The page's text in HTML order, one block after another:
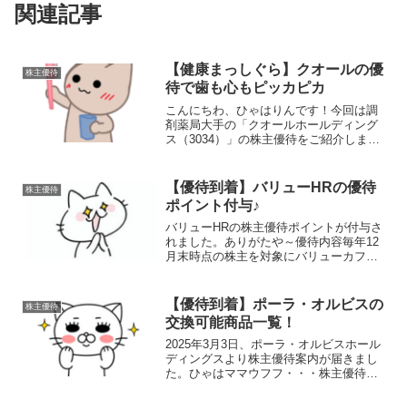
関連記事
株主優待
【健康まっしぐら】クオールの優
待で歯も心もピッカピカ
こんにちわ、ひゃはりんです！今回は調
剤薬局大手の「クオールホールディング
ス（3034）」の株主優待をご紹介しま
毎年3月末時点の株主を対象にクオールブ
ランド商品を中心とし...
株主優待
【優待到着】バリューHRの優待
ポイント付与♪
バリューHRの株主優待ポイントが付与さ
れました。ありがたや～優待内容毎年12
月末時点の株主を対象にバリューカフェ
呈されます。保有株数／継続保有期間1年
未満1年以上3年以上...
株主優待
【優待到着】ポーラ・オルビスの
交換可能商品一覧！
2025年3月3日、ポーラ・オルビスホール
ディングスより株主優待案内が届きまし
た。ひゃはママウフフ・・・株主優待内